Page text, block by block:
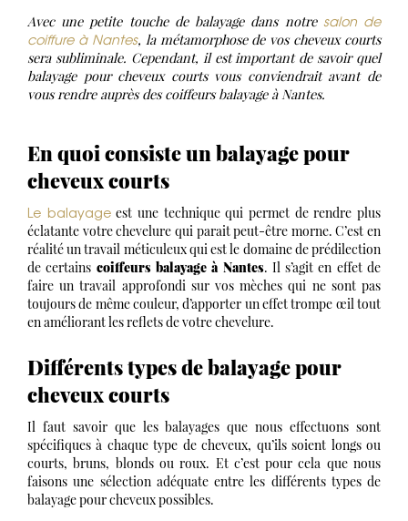
Avec une petite touche de balayage dans notre salon de
coiffure à Nantes, la métamorphose de vos cheveux courts
sera subliminale. Cependant, il est important de savoir quel
balayage pour cheveux courts vous conviendrait avant de
vous rendre auprès des coiffeurs balayage à Nantes.
En quoi consiste un balayage pour
cheveux courts
Le balayageest une technique qui permet de rendre plus
éclatante votre chevelure qui parait peut-être morne. C’est en
réalité un travail méticuleux qui est le domaine de prédilection
de certains coiffeurs balayage à Nantes. Il s’agit en effet de
faire un travail approfondi sur vos mèches qui ne sont pas
toujours de même couleur, d’apporter un effet trompe œil tout
en améliorant les reflets de votre chevelure.
Différents types de balayage pour
cheveux courts
Il faut savoir que les balayages que nous effectuons sont
spécifiques à chaque type de cheveux, qu’ils soient longs ou
courts, bruns, blonds ou roux. Et c’est pour cela que nous
faisons une sélection adéquate entre les différents types de
balayage pour cheveux possibles.